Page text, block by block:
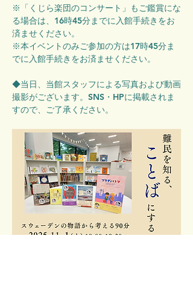
※「くじら楽団のコンサート」もご鑑賞にな
る場合は、16時45分までに入館手続きをお
済ませください。
※本イベントのみご参加の方は17時45分ま
でに入館手続きをお済ませください。
◆当日、当館スタッフによる写真および動画
撮影がございます。SNS・HPに掲載されま
すので、ご了承ください。